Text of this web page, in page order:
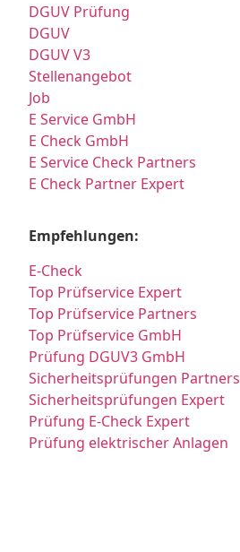
DGUV Prüfung
DGUV
DGUV V3
Stellenangebot
Job
E Service GmbH
E Check GmbH
E Service Check Partners
E Check Partner Expert
Empfehlungen:
E-Check
Top Prüfservice Expert
Top Prüfservice Partners
Top Prüfservice GmbH
Prüfung DGUV3 GmbH
Sicherheitsprüfungen Partners
Sicherheitsprüfungen Expert
Prüfung E-Check Expert
Prüfung elektrischer Anlagen